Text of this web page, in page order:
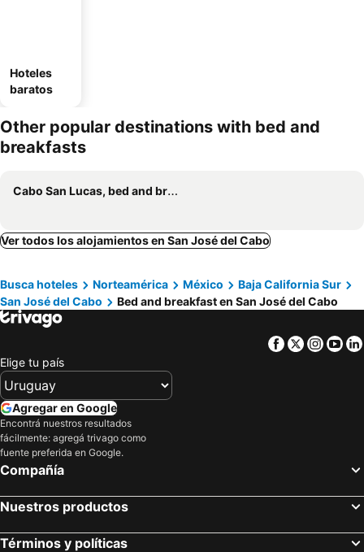
Hoteles
baratos
Other popular destinations with bed and
breakfasts
Cabo San Lucas, bed and breakfasts
Ver todos los alojamientos en San José del Cabo
Busca hoteles Norteamérica México
Baja California Sur
San José del Cabo
Bed and breakfast en San José del Cabo
Facebook
Twitter
Elige tu país
Agregar en Google
Encontrá nuestros resultados
fácilmente: agregá trivago como
fuente preferida en Google.
Compañía
Nuestros productos
Términos y políticas